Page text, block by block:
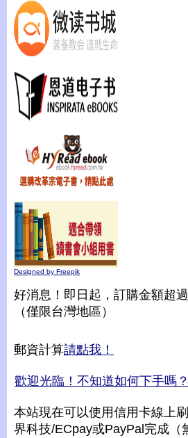
Designed by Freepik
好消息！即日起，訂購金額超
（僅限台灣地區）
郵資計算請點我！
歡迎光臨！不知道如何下手嗎
本站現在可以使用信用卡線上
界科技/ECpay或PayPal完成（